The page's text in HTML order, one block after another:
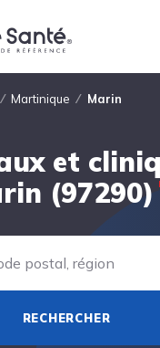
Martinique Marin
et
(97290)
RECHERCHER